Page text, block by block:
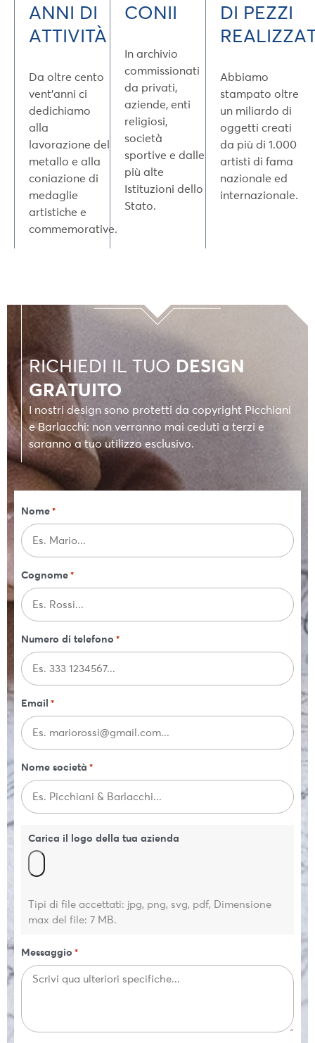
ANNI DI
ATTIVITÀ
Da oltre cento
vent’anni ci
dedichiamo
alla
lavorazione del
metallo e alla
coniazione di
medaglie
artistiche e
commemorative.
CONII
In archivio
commissionati
da privati,
aziende, enti
religiosi,
società
sportive e dalle
più alte
Istituzioni dello
Stato.
DI PEZZI
Abbiamo
stampato oltre
un miliardo di
oggetti creati
da più di 1.000
artisti di fama
nazionale ed
internazionale.
RICHIEDI IL TUO DESIGN
GRATUITO
I nostri design sono protetti da copyright Picchiani
e Barlacchi: non verranno mai ceduti a terzi e
saranno a tuo utilizzo esclusivo.
Nome*
Cognome*
Numero di telefono *
Email *
Nome società *
Carica il logo della tua azienda
Tipi di file accettati: jpg, png, svg, pdf, Dimensione
max del file: 7 MB.
Messaggio *